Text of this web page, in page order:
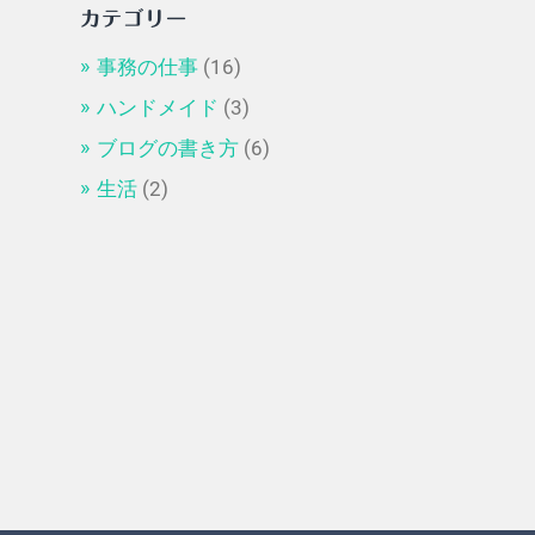
カテゴリー
事務の仕事 (16)
ハンドメイド (3)
ブログの書き方 (6)
生活 (2)